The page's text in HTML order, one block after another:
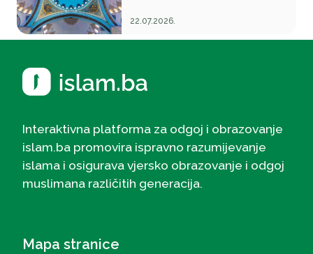
22.07.2026.
Interaktivna platforma za odgoj i obrazovanje
islam.ba promovira ispravno razumijevanje
islama i osigurava vjersko obrazovanje i odgoj
muslimana različitih generacija.
Mapa stranice